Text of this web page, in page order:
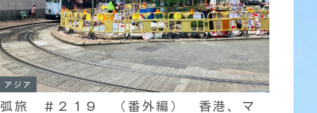
アジア
弧旅 ＃２１９ （番外編） 香港、マ